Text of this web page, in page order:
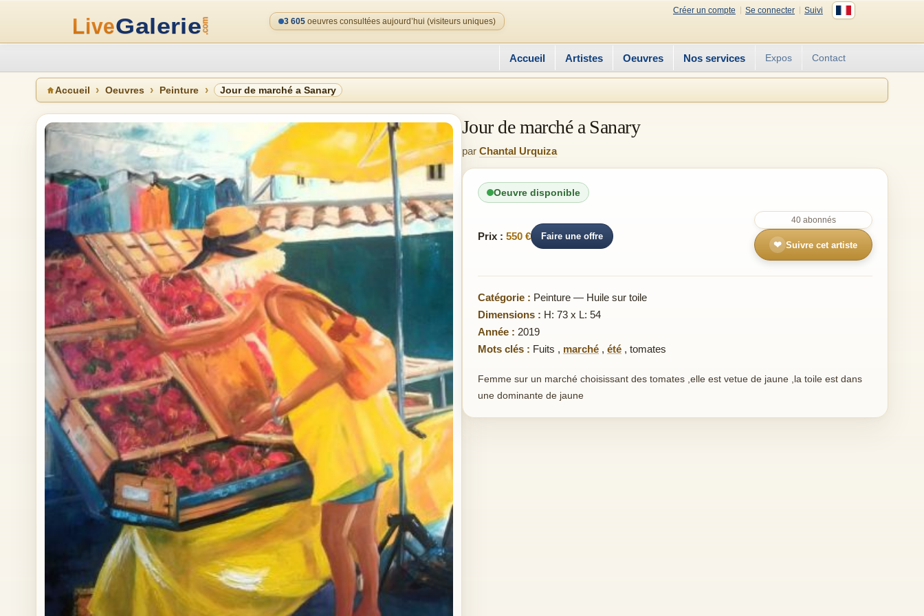
Créer un compte Se connecter
Suivi
3 605 oeuvres consultées aujourd’hui (visiteurs uniques)
Accueil Artistes Oeuvres Nos services Expos Contact
Accueil Oeuvres Peinture Jour de marché a Sanary
Jour de marché a Sanary
par Chantal Urquiza
Oeuvre disponible
Prix : 550 € Faire une offre
40 abonnés
❤ Suivre cet artiste
Catégorie : Peinture — Huile sur toile
Dimensions : H: 73 x L: 54
Année : 2019
Mots clés : Fuits , marché , été , tomates
Femme sur un marché choisissant des tomates ,elle est vetue de jaune ,la toile est dans
une dominante de jaune